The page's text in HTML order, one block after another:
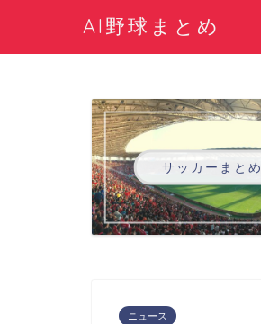
AI野球まとめ
サッカーまとめ
ニュース